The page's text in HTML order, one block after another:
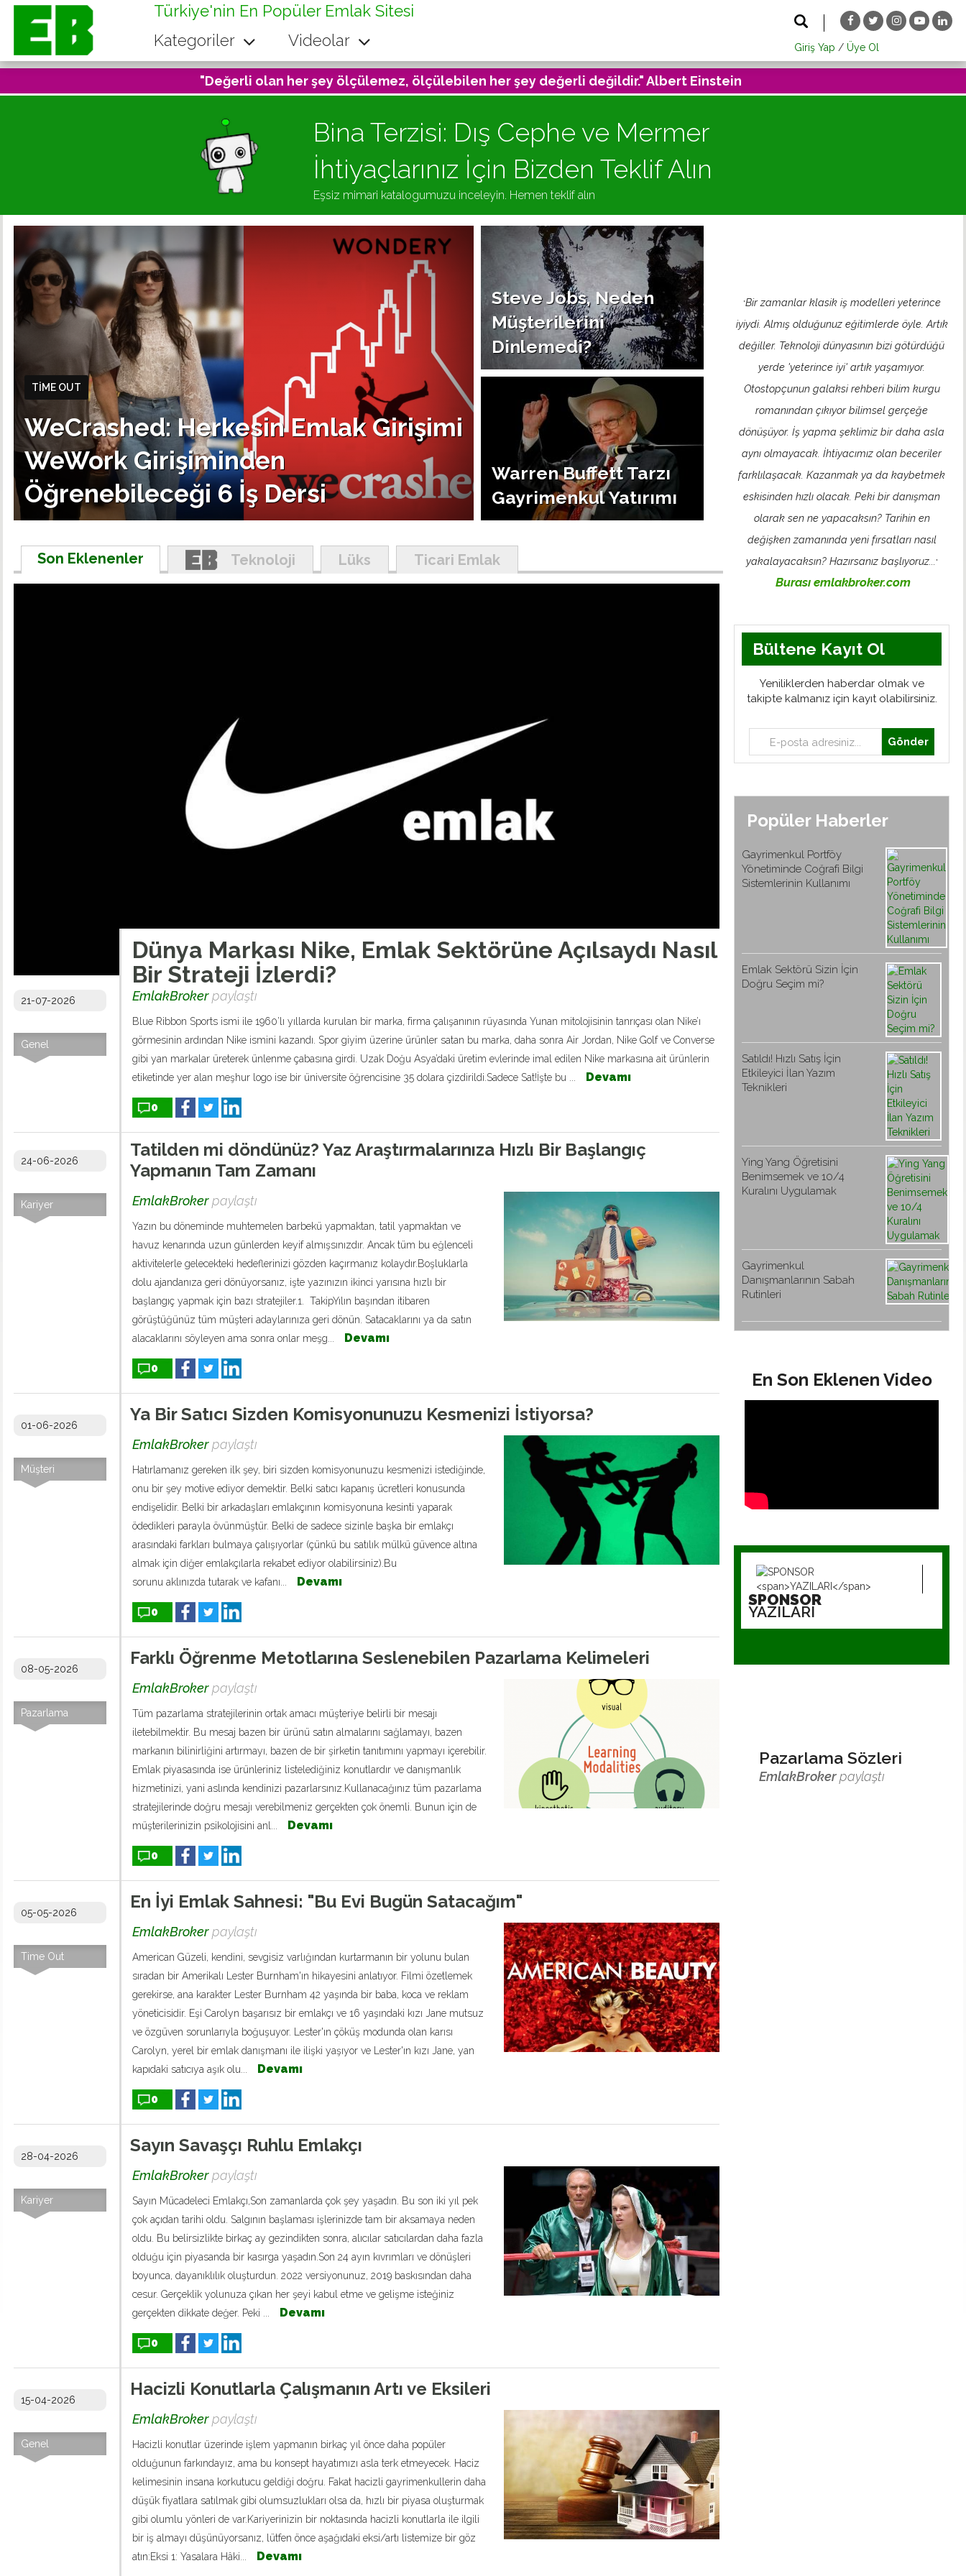
Türkiye'nin En Popüler Emlak Sitesi
Kategoriler
Videolar Giriş Yap / Üye Ol
"Değerli olan her şey ölçülemez, ölçülebilen her şey değerli değildir." Albert Einstein
Bina Terzisi: Dış Cephe ve Mermer
İhtiyaçlarınız İçin Bizden Teklif Alın
Eşsiz mimari katalogumuzu inceleyin. Hemen teklif alın
TIME OUT
WeCrashed: Herkesin Emlak Girişimi
WeWork Girişiminden
Öğrenebileceği 6 İş Dersi
Steve Jobs, Neden
Müşterilerini
Dinlemedi?
Warren Buffett Tarzı
Gayrimenkul Yatırımı
Son Eklenenler Teknoloji Lüks Ticari Emlak
21-07-2026
Genel
Dünya Markası Nike, Emlak Sektörüne Açılsaydı Nasıl
Bir Strateji İzlerdi?
EmlakBrokerpaylaştı
Blue Ribbon Sports ismi ile 1960’lı yıllarda kurulan bir marka, firma çalışanının rüyasında Yunan mitolojisinin tanrıçası olan Nike’ı
görmesinin ardından Nike ismini kazandı. Spor giyim üzerine ürünler satan bu marka, daha sonra Air Jordan, Nike Golf ve Converse
gibi yan markalar üreterek ünlenme çabasına girdi. Uzak Doğu Asya’daki üretim evlerinde imal edilen Nike markasına ait ürünlerin
etiketinde yer alan meşhur logo ise bir üniversite öğrencisine 35 dolara çizdirildi.Sadece Sat!İşte bu ...
Devamı
0
24-06-2026
Kariyer
Tatilden mi döndünüz? Yaz Araştırmalarınıza Hızlı Bir Başlangıç ​​
Yapmanın Tam Zamanı
EmlakBrokerpaylaştı
Yazın bu döneminde muhtemelen barbekü yapmaktan, tatil yapmaktan ve
havuz kenarında uzun günlerden keyif almışsınızdır. Ancak tüm bu eğlenceli
aktivitelerle gelecekteki hedeflerinizi gözden kaçırmanız kolaydır.Boşluklarla
dolu ajandanıza geri dönüyorsanız, işte yazınızın ikinci yarısına hızlı bir
başlangıç ​​yapmak için bazı stratejiler.1. TakipYılın başından itibaren
görüştüğünüz tüm müşteri adaylarınıza geri dönün. Satacaklarını ya da satın
alacaklarını söyleyen ama sonra onlar meşg...
Devamı
0
01-06-2026
Müşteri
Ya Bir Satıcı Sizden Komisyonunuzu Kesmenizi İstiyorsa?
EmlakBrokerpaylaştı
Hatırlamanız gereken ilk şey, biri sizden komisyonunuzu kesmenizi istediğinde,
onu bir şey motive ediyor demektir. Belki satıcı kapanış ücretleri konusunda
endişelidir. Belki bir arkadaşları emlakçının komisyonuna kesinti yaparak
ödedikleri parayla övünmüştür. Belki de sadece sizinle başka bir emlakçı
arasındaki farkları bulmaya çalışıyorlar (çünkü bu satılık mülkü güvence altına
almak için diğer emlakçılarla rekabet ediyor olabilirsiniz).Bu
sorunu aklınızda tutarak ve kafanı...
Devamı
0
08-05-2026
Pazarlama
Farklı Öğrenme Metotlarına Seslenebilen Pazarlama Kelimeleri
EmlakBrokerpaylaştı
Tüm pazarlama stratejilerinin ortak amacı müşteriye belirli bir mesajı
iletebilmektir. Bu mesaj bazen bir ürünü satın almalarını sağlamayı, bazen
markanın bilinirliğini artırmayı, bazen de bir şirketin tanıtımını yapmayı içerebilir.
Emlak piyasasında ise ürünleriniz listelediğiniz konutlardır ve danışmanlık
hizmetinizi, yani aslında kendinizi pazarlarsınız.Kullanacağınız tüm pazarlama
stratejilerinde doğru mesajı verebilmeniz gerçekten çok önemli. Bunun için de
müşterilerinizin psikolojisini anl...
Devamı
0
05-05-2026
Time Out
En İyi Emlak Sahnesi: "Bu Evi Bugün Satacağım"
EmlakBrokerpaylaştı
American Güzeli, kendini, sevgisiz varlığından kurtarmanın bir yolunu bulan
sıradan bir Amerikalı Lester Burnham'ın hikayesini anlatıyor. Filmi özetlemek
gerekirse, ana karakter Lester Burnham 42 yaşında bir baba, koca ve reklam
yöneticisidir. Eşi Carolyn başarısız bir emlakçı ve 16 yaşındaki kızı Jane mutsuz
ve özgüven sorunlarıyla boğuşuyor. Lester'ın çöküş modunda olan karısı
Carolyn, yerel bir emlak danışmanı ile ilişki yaşıyor ve Lester'ın kızı Jane, yan
kapıdaki satıcıya aşık olu...
Devamı
0
28-04-2026
Kariyer
Sayın Savaşçı Ruhlu Emlakçı
EmlakBrokerpaylaştı
Sayın Mücadeleci Emlakçı,Son zamanlarda çok şey yaşadın. Bu son iki yıl pek
çok açıdan tarihi oldu. Salgının başlaması işlerinizde tam bir aksamaya neden
oldu. Bu belirsizlikte birkaç ay gezindikten sonra, alıcılar satıcılardan daha fazla
olduğu için piyasanda bir kasırga yaşadın.Son 24 ayın kıvrımları ve dönüşleri
boyunca, dayanıklılık oluşturdun. 2022 versiyonunuz, 2019 baskısından daha
cesur. Gerçeklik yolunuza çıkan her şeyi kabul etme ve gelişme isteğiniz
gerçekten dikkate değer. Peki ...
Devamı
0
15-04-2026
Genel
Hacizli Konutlarla Çalışmanın Artı ve Eksileri
EmlakBrokerpaylaştı
Hacizli konutlar üzerinde işlem yapmanın birkaç yıl önce daha popüler
olduğunun farkındayız, ama bu konsept hayatımızı asla terk etmeyecek. Haciz
kelimesinin insana korkutucu geldiği doğru. Fakat hacizli gayrimenkullerin daha
düşük fiyatlara satılmak gibi olumsuzlukları olsa da, hızlı bir piyasa oluşturmak
gibi olumlu yönleri de var.Kariyerinizin bir noktasında hacizli konutlarla ile ilgili
bir iş almayı düşünüyorsanız, lütfen önce aşağıdaki eksi/artı listemize bir göz
atın:Eksi 1: Yasalara Hâki...
Devamı
'Bir zamanlar klasik iş modelleri yeterince
iyiydi. Almış olduğunuz eğitimlerde öyle. Artık
değiller. Teknoloji dünyasının bizi götürdüğü
yerde 'yeterince iyi' artık yaşamıyor.
Otostopçunun galaksi rehberi bilim kurgu
romanından çıkıyor bilimsel gerçeğe
dönüşüyor. İş yapma şeklimiz bir daha asla
aynı olmayacak. İhtiyacımız olan beceriler
farklılaşacak. Kazanmak ya da kaybetmek
eskisinden hızlı olacak. Peki bir danışman
olarak sen ne yapacaksın? Tarihin en
değişken zamanında yeni fırsatları nasıl
yakalayacaksın? Hazırsanız başlıyoruz...
'
Burası emlakbroker.com
Bültene Kayıt Ol
Yeniliklerden haberdar olmak ve
takipte kalmanız için kayıt olabilirsiniz.
Gönder
Popüler Haberler
Gayrimenkul Portföy
Yönetiminde Coğrafi Bilgi
Sistemlerinin Kullanımı
Emlak Sektörü Sizin İçin
Doğru Seçim mi?
Satıldı! Hızlı Satış İçin
Etkileyici İlan Yazım
Teknikleri
Ying Yang Öğretisini
Benimsemek ve 10/4
Kuralını Uygulamak
Gayrimenkul
Danışmanlarının Sabah
Rutinleri
En Son Eklenen Video
SPONSOR
YAZILARI
Pazarlama Sözleri
EmlakBrokerpaylaştı